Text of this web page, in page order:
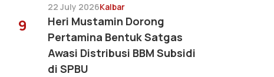
22 July 2026Kalbar
9
Heri Mustamin Dorong
Pertamina Bentuk Satgas
Awasi Distribusi BBM Subsidi
di SPBU